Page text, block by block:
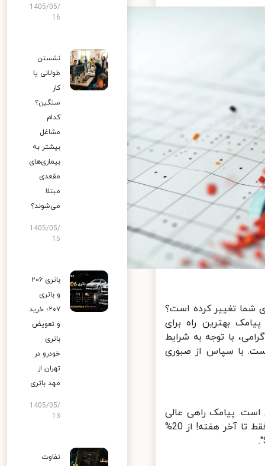
شما تغییر کرده است؟
بهترین راه برای
با توجه به شرایط
6 عصر تغییر کرده است. با سپاس از صبوری
پیامک راهی عالی
برای اطلاع‌رسانی این پیشنهادات به صورت شخصی‌سازی شده است. مثلاً: "فقط تا آخر هفته! از 20%
1405/05/
16
نشستن
طولانی یا
کار
سنگین؟
کدام
مشاغل
بیشتر به
بیماری‌های
مقعدی
مبتلا
می‌شوند؟
1405/05/
15
باتری ۲۰۶
و باتری
۲۰۷؛ خرید
و تعویض
باتری
خودرو در
تهران از
مهد باتری
1405/05/
13
تفاوت